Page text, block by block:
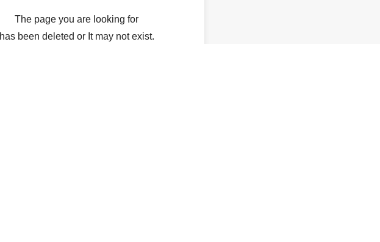
The page you are looking for
has been deleted or It may not exist.